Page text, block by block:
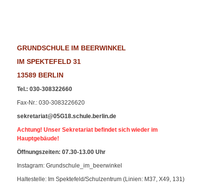
GRUNDSCHULE IM BEERWINKEL
IM SPEKTEFELD 31
13589 BERLIN
Tel.: 030-308322660
Fax-Nr.: 030-3083226620
sekretariat@05G18.schule.berlin.de
Achtung! Unser Sekretariat befindet sich wieder im
Hauptgebäude!
Öffnungszeiten: 07.30-13.00 Uhr
Instagram: Grundschule_im_beerwinkel
Haltestelle: Im Spektefeld/Schulzentrum (Linien: M37, X49, 131)